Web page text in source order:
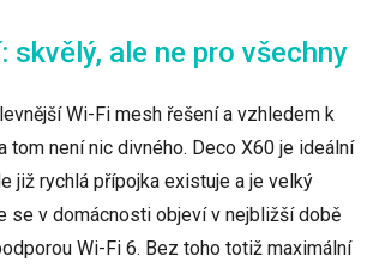
skvělý, ale ne pro všechny
Wi-Fi mesh řešení a vzhledem k
tom není nic divného. Deco X60 je ideální
již rychlá přípojka existuje a je velký
se v domácnosti objeví v nejbližší době
Wi-Fi 6. Bez toho totiž maximální